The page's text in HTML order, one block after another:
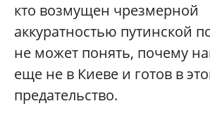
кто возмущен чрезмерной
аккуратностью путинской
не может понять, почему
еще не в Киеве и готов в
предательство.